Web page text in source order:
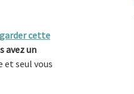
cette
avez un
et seul vous